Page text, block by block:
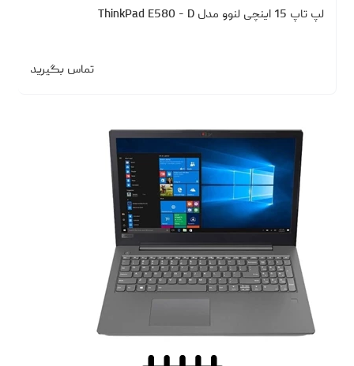
لپ تاپ 15 اینچی لنوو مدل ThinkPad E580 - D
تماس بگیرید